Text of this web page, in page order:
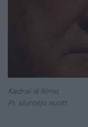
Kadrai iš filmo.
Pr. siuntėjo nuotr.